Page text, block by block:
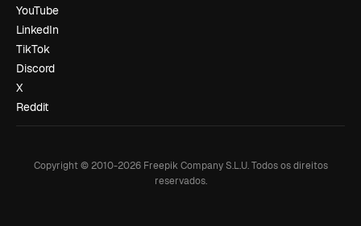
YouTube
LinkedIn
TikTok
Discord
X
Reddit
Copyright © 2010-2026Freepik Company S.L.U. Todos os direitos
reservados.